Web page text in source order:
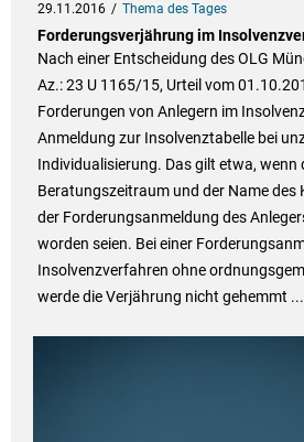
29.11.2016 Thema des Tages
Forderungsverjährung im
Nach einer Entscheidung des OLG
Az.: 23 U 1165/15, Urteil vom
Forderungen von Anlegern im
Anmeldung zur Insolvenztabelle bei
Individualisierung. Das gilt etwa, wenn
Beratungszeitraum und der Name des
der Forderungsanmeldung des
worden seien. Bei einer
Insolvenzverfahren ohne
werde die Verjährung nicht gehemmt ...